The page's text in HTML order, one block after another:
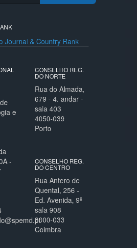
e
-
CONSELHO REG.
DO NORTE
Rua do Almada,
679 - 4. andar -
sala 403
4050-039
Porto
CONSELHO REG.
DO CENTRO
Rua Antero de
Quental, 256 -
Ed. Avenida, 9º
sala 908
3000-033
Coimbra